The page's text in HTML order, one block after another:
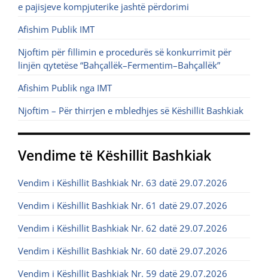
e pajisjeve kompjuterike jashtë përdorimi
Afishim Publik IMT
Njoftim për fillimin e procedurës së konkurrimit për
linjën qytetëse “Bahçallëk–Fermentim–Bahçallëk”
Afishim Publik nga IMT
Njoftim – Për thirrjen e mbledhjes së Këshillit Bashkiak
Vendime të Këshillit Bashkiak
Vendim i Këshillit Bashkiak Nr. 63 datë 29.07.2026
Vendim i Këshillit Bashkiak Nr. 61 datë 29.07.2026
Vendim i Këshillit Bashkiak Nr. 62 datë 29.07.2026
Vendim i Këshillit Bashkiak Nr. 60 datë 29.07.2026
Vendim i Këshillit Bashkiak Nr. 59 datë 29.07.2026